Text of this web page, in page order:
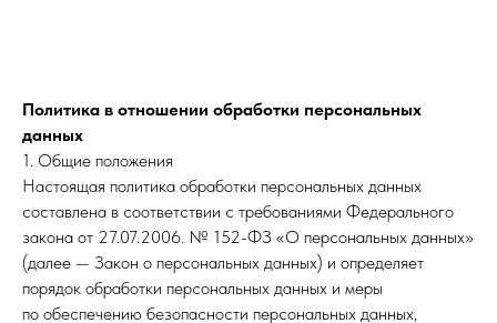
Политика в отношении обработки персональных
данных
1. Общие положения
Настоящая политика обработки персональных данных
составлена в соответствии с требованиями Федерального
закона от 27.07.2006. № 152-ФЗ «О персональных данных»
(далее — Закон о персональных данных) и определяет
порядок обработки персональных данных и меры
по обеспечению безопасности персональных данных,